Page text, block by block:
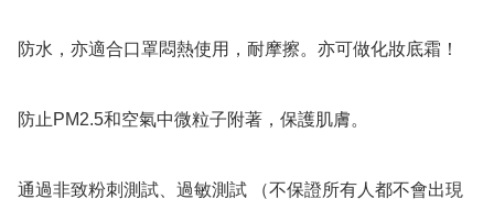
防水，亦適合口罩悶熱使用，耐摩擦。亦可做化妝底霜！
防止PM2.5和空氣中微粒子附著，保護肌膚。
通過非致粉刺測試、過敏測試 （不保證所有人都不會出現